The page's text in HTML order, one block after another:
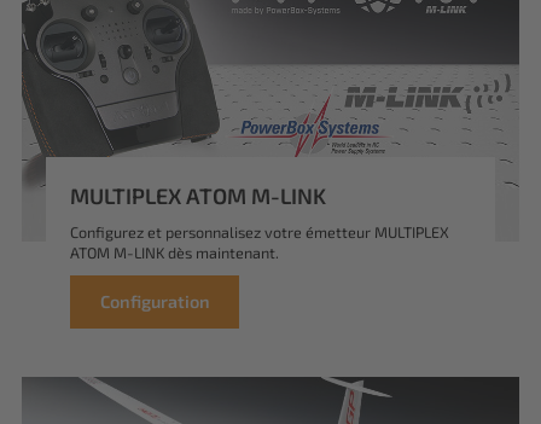
MULTIPLEX ATOM M-LINK
Configurez et personnalisez votre émetteur MULTIPLEX
ATOM M-LINK dès maintenant.
Configuration